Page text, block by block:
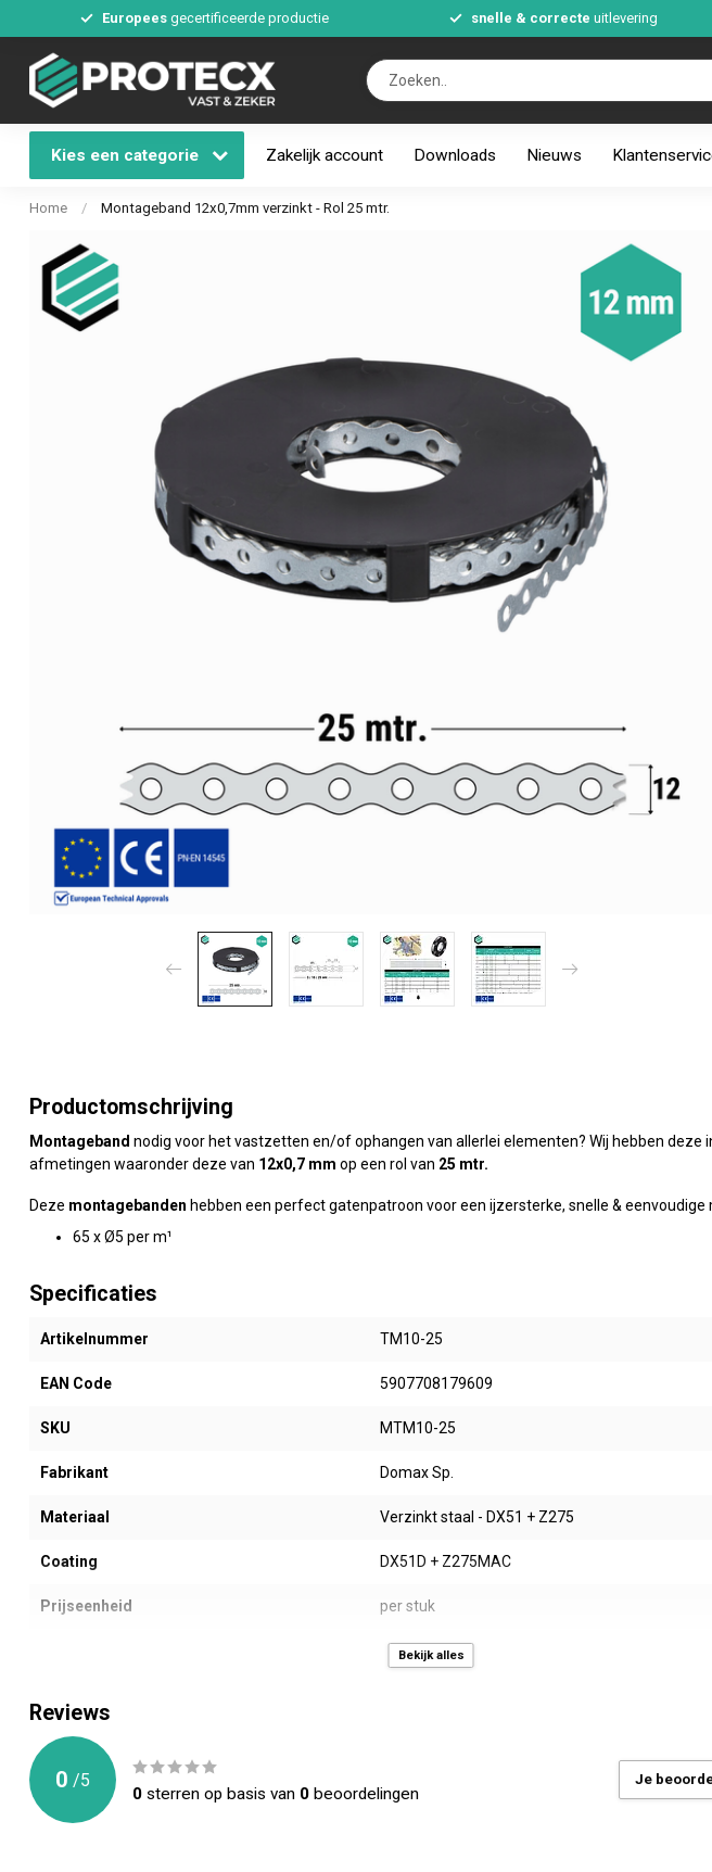
Europeesgecertificeerde productie snelle & correcte uitlevering
Kies een categorie Zakelijk account Downloads Nieuws
Home / Montageband 12x0,7mm verzinkt - Rol 25 mtr.
Productomschrijving
Montageband nodig voor het vastzetten en/of ophangen van allerlei elementen? Wij hebben deze
afmetingen waaronder deze van 12x0,7 mm op een rol van 25 mtr.
Deze montagebanden hebben een perfect gatenpatroon voor een ijzersterke, snelle & eenvoudige
65 x Ø5 per m¹
Specificaties
Artikelnummer TM10-25
EAN Code 5907708179609
SKU MTM10-25
Fabrikant Domax Sp.
Materiaal Verzinkt staal - DX51 + Z275
Coating DX51D + Z275MAC
Prijseenheid per stuk
Houtverbinders - Montageband
Dikte (mm)
Rollengte (mtr.) 25 mtr.
Gewicht (gr)
Bekijk alles
Reviews
0 /5
0 sterren op basis van 0 beoordelingen
Je